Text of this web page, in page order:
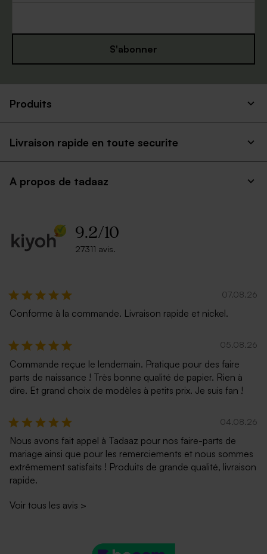
S'abonner
Produits
Livraison rapide en toute securite
A propos de tadaaz
9.2/10
27311 avis.
07.08.26
Conforme à la commande. Livraison rapide et nickel.
05.08.26
Commande reçue le lendemain. Pratique pour des faire
parts de naissance ! Très bonne qualité de papier. Rien à
dire. Et grand choix de modèles à petits prix. Je suis fan !
04.08.26
Nous avons fait appel à Tadaaz pour nos faire-parts de
mariage ainsi que pour les remerciements et nous sommes
extrêmement satisfaits ! Produits de grande qualité, livraison
rapide.
Voir tous les avis >